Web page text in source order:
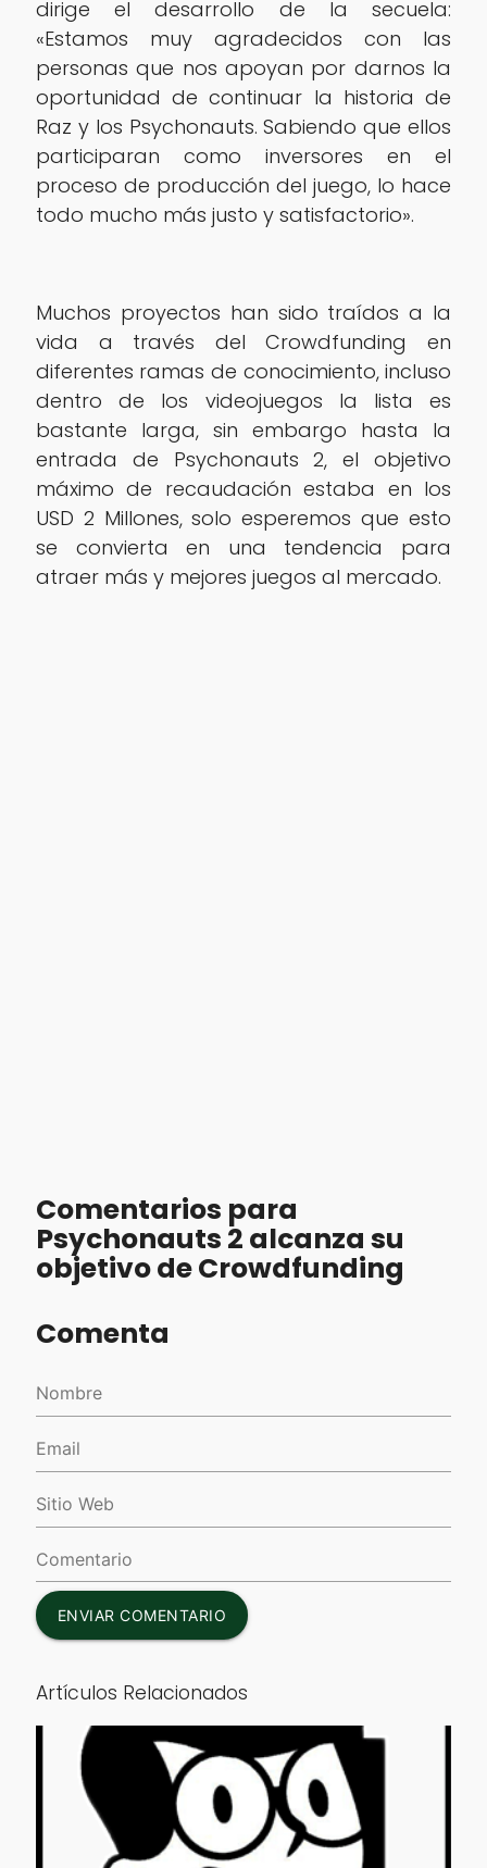
dirige el desarrollo de la secuela:
«Estamos muy agradecidos con las
personas que nos apoyan por darnos la
oportunidad de continuar la historia de
Raz y los Psychonauts. Sabiendo que ellos
participaran como inversores en el
proceso de producción del juego, lo hace
todo mucho más justo y satisfactorio».
Muchos proyectos han sido traídos a la
vida a través del Crowdfunding en
diferentes ramas de conocimiento, incluso
dentro de los videojuegos la lista es
bastante larga, sin embargo hasta la
entrada de Psychonauts 2, el objetivo
máximo de recaudación estaba en los
USD 2 Millones, solo esperemos que esto
se convierta en una tendencia para
atraer más y mejores juegos al mercado.
Comentarios para
Psychonauts 2 alcanza su
objetivo de Crowdfunding
Comenta
ENVIAR COMENTARIO
Artículos Relacionados